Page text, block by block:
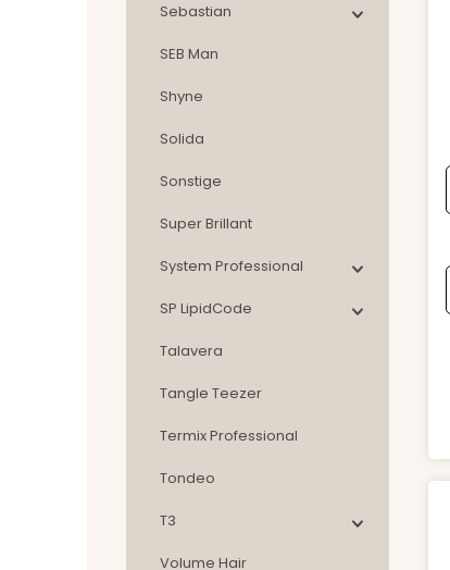
Sebastian
SEB Man
Shyne
Solida
Sonstige
Super Brillant
System Professional
SP LipidCode
Talavera
Tangle Teezer
Termix Professional
Tondeo
T3
Volume Hair